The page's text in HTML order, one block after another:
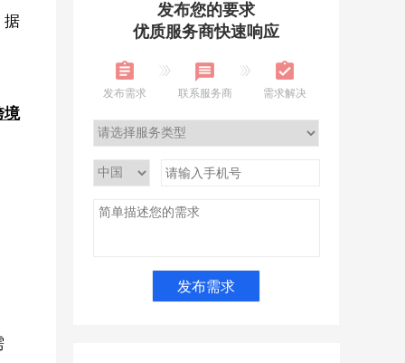
据
境
发布您的要求
优质服务商快速响应
发布需求 联系服务商 需求解决